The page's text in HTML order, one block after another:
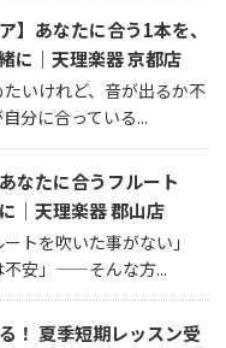
】あなたに合う1本を、
に｜天理楽器 京都店
たいけれど、音が出るか不
分に合っている...
なたに合うフルート
｜天理楽器 郡山店
トを吹いた事がない」
不安」——そんな方...
！ 夏季短期レッスン受